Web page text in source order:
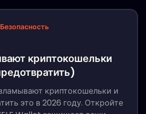
Безопасность
криптокошельки
криптокошельки и
это в 2026 году. Откройте